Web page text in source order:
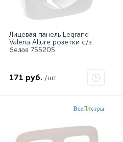
Лицевая панель Legrand
Valena Allure розетки с/з
белая 755205
171 руб. /шт